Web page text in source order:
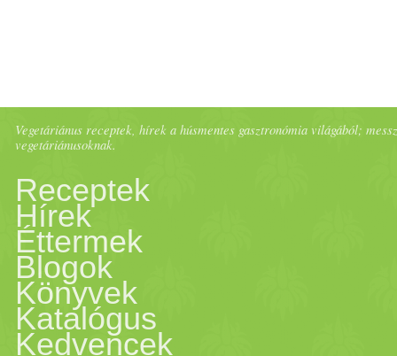
Vegetáriánus receptek, hírek a húsmentes gasztronómia világából;
vegetáriánusoknak.
Receptek
Hírek
Éttermek
Blogok
Könyvek
Katalógus
Kedvencek